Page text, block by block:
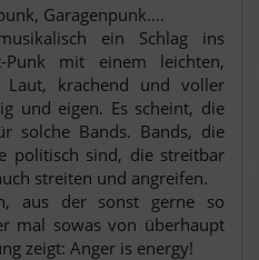
Garagenpunk….
ein Schlag ins
Punk mit einem leichten,
Laut, krachend und voller
und eigen. Es scheint, die
solche Bands. Bands, die
politisch sind, die streitbar
streiten und angreifen.
aus der sonst gerne so
mal sowas von überhaupt
zeigt: Anger is energy!